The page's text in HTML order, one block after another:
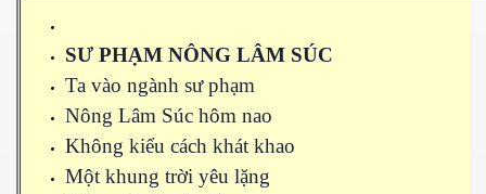
SƯ PHẠM NÔNG LÂM SÚC
Ta vào ngành sư phạm
Nông Lâm Súc hôm nao
Không kiểu cách khát khao
Một khung trời yêu lặng